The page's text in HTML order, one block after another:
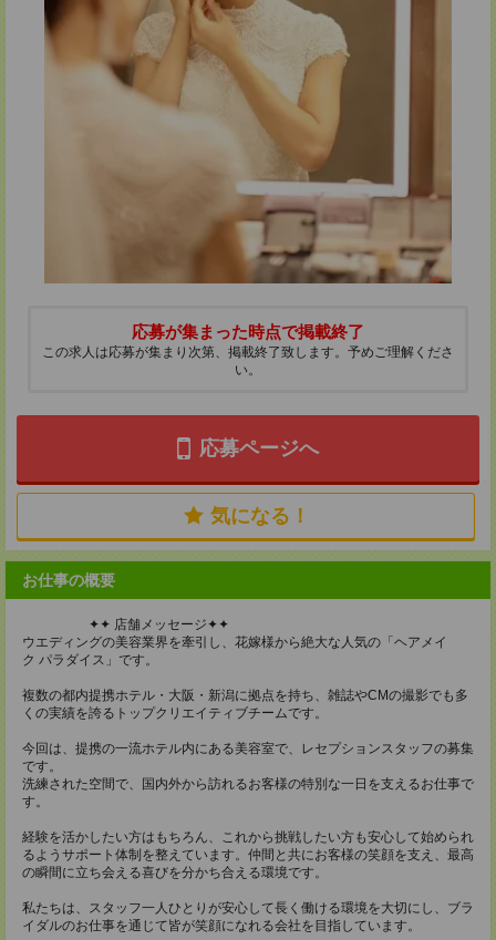
応募が集まった時点で掲載終了
この求人は応募が集まり次第、掲載終了致します。予めご理解くださ
い。
応募ページへ
気になる！
お仕事の概要
✦✦ 店舗メッセージ✦✦
ウエディングの美容業界を牽引し、花嫁様から絶大な人気の「ヘアメイ
ク パラダイス」です。
複数の都内提携ホテル・大阪・新潟に拠点を持ち、雑誌やCMの撮影でも多
くの実績を誇るトップクリエイティブチームです。
今回は、提携の一流ホテル内にある美容室で、レセプションスタッフの募集
です。
洗練された空間で、国内外から訪れるお客様の特別な一日を支えるお仕事で
す。
経験を活かしたい方はもちろん、これから挑戦したい方も安心して始められ
るようサポート体制を整えています。仲間と共にお客様の笑顔を支え、最高
の瞬間に立ち会える喜びを分かち合える環境です。
私たちは、スタッフ一人ひとりが安心して長く働ける環境を大切にし、ブラ
イダルのお仕事を通じて皆が笑顔になれる会社を目指しています。